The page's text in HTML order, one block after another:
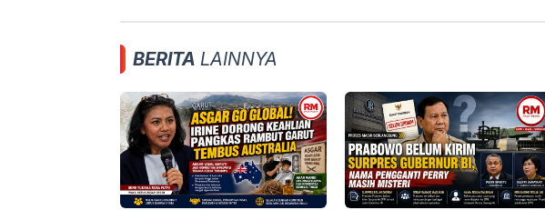
BERITA LAINNYA